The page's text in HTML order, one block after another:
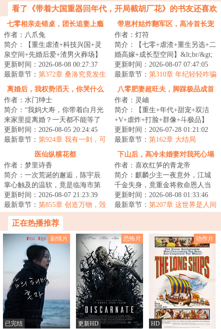
看了《带着大国重器回年代，开局截胡厂花》的书友还喜欢
看
七零相亲走错桌，团长追妻上瘾
求生崽
作者：八爪兔
简介：【重生虐渣+科技兴国+灵
泉空间+先婚后爱+渣男火葬场】
&lt;br/&gt;桑洛一直以为，自己是
全天下最幸...
更新时间：2026-08-08 00:27:37
最新章节： 第372章 桑洛究竟发生
了什么？
带崽村姑炸翻军区，高冷首长宠
作者：灯符
简介：【七零+虐渣+重生另选+二
婚高嫁+成长型空间】&lt;br/&gt;
结婚十八年，周文秋上照顾瞎眼
公爹多病婆...
更新时间：2026-08-07 07:47:05
最新章节： 第310章 年纪轻轻咋骗
人呢？
离婚后，我权势滔天，你哭什么
作者：水门绅士
简介：“我妈大寿，你带着白月光
来家里提离婚？一天都不能等了
吗？”“是！”“好，今日我们恩断义
绝！”...
更新时间：2026-08-05 20:24:45
最新章节： 第924章 我有一剑，可
八零肥妻超旺夫，脚踩极品成首
作者：灵岫
简介：【重生+年代+甜宠+双洁
+V+虐炸+打脸+群像+斗极品】
&lt;br/&gt;现代高科技人才宋青禾
穿成八零作精肥...
更新时间：2026-07-28 01:21:02
最新章节： 第162章 大结局
医仙纵横花都
作者：梦里诗香
简介：一次荒诞的邂逅，陈宇辰
掌心触及的温软，竟是临海市第
一绝色。这一夜风流，却唤醒了
他沉寂千年的记...
更新时间：2026-08-07 21:23:39
最新章节： 第855章 创造万物，毁
灭一切（求推荐、月票）
下山后，高冷未婚妻对我死心塌
地
作者：喜欢红笋的青龙帝
简介：麒麟少主一夜意外，江城
千金失身，竟重金将救命恩人当
作市井混混打发。&lt;br/&gt;林平
身负麒麟神...
更新时间：2026-08-08 01:33:46
最新章节： 第207章 这世界是人间
正在热播推荐
剧情片
已完结
恐怖片
更新HD
动作片
HD